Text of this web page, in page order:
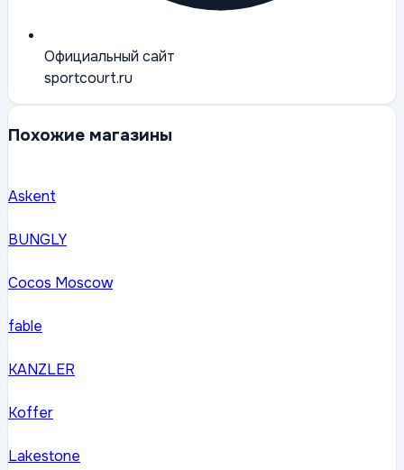
Официальный сайт
sportcourt.ru
Похожие магазины
Askent
BUNGLY
Cocos Moscow
fable
KANZLER
Koffer
Lakestone